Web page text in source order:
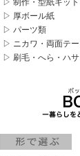
▷ 制作・型紙キット
▷ 厚ボール紙
▷ パーツ類
▷ ニカワ・両面テ
▷ 刷毛・へら・ハ